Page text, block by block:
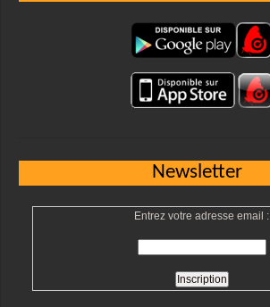
Newsletter
Entrez votre adresse email :